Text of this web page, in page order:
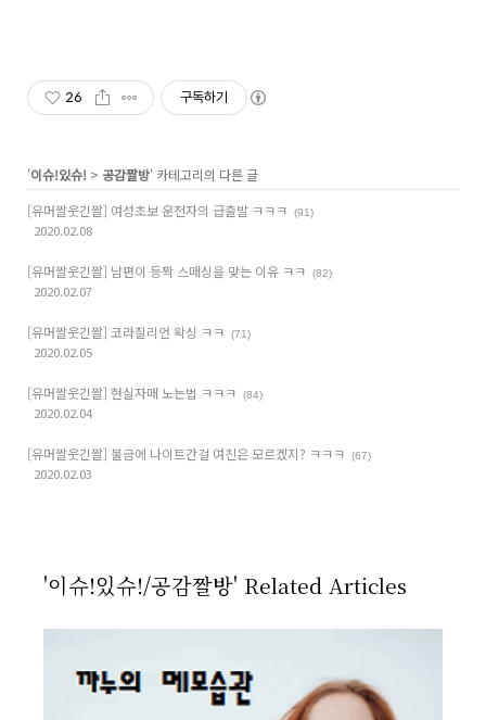
26 구독하기
'이슈!있슈! > 공감짤방' 카테고리의 다른 글
[유머짤웃긴짤] 여성초보 운전자의 급출발 ㅋㅋㅋ
(91)
2020.02.08
[유머짤웃긴짤] 남편이 등짝 스매싱을 맞는 이유 ㅋㅋ (82)
2020.02.07
[유머짤웃긴짤] 코라질리언 왁싱 ㅋㅋ (71)
2020.02.05
[유머짤웃긴짤] 현실자매 노는법 ㅋㅋㅋ (84)
2020.02.04
[유머짤웃긴짤] 불금에 나이트간걸 여친은 모르겠지? ㅋㅋㅋ (67)
2020.02.03
'이슈!있슈!/공감짤방' Related Articles